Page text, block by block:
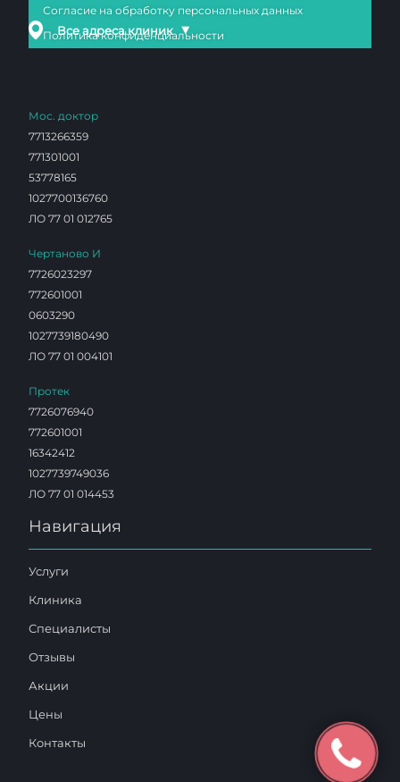
Все адреса клиник ▼
Согласие на обработку персональных данных
Политика конфиденциальности
Мос. доктор
7713266359
771301001
53778165
1027700136760
ЛО 77 01 012765
Чертаново И
7726023297
772601001
0603290
1027739180490
ЛО 77 01 004101
Протек
7726076940
772601001
16342412
1027739749036
ЛО 77 01 014453
Навигация
Услуги
Клиника
Специалисты
Отзывы
Акции
Цены
Контакты